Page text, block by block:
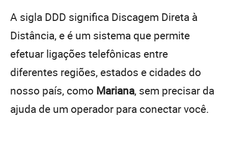
A sigla DDD significa Discagem Direta à
Distância, e é um sistema que permite
efetuar ligações telefônicas entre
diferentes regiões, estados e cidades do
nosso país, como Mariana, sem precisar da
ajuda de um operador para conectar você.